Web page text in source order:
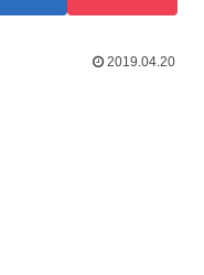
2019.04.20